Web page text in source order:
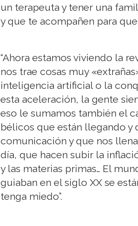
un terapeuta y tener una
y que te acompañen para que
“Ahora estamos viviendo la
nos trae cosas muy
inteligencia artificial o la
esta aceleración, la gente
eso le sumamos también el
bélicos que están llegando y
comunicación y que nos
día, que hacen subir la
y las materias primas… El
guiaban en el siglo XX se
tenga miedo”.